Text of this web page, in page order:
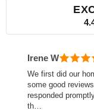
Irene W
We first did our
some good
responded
th…